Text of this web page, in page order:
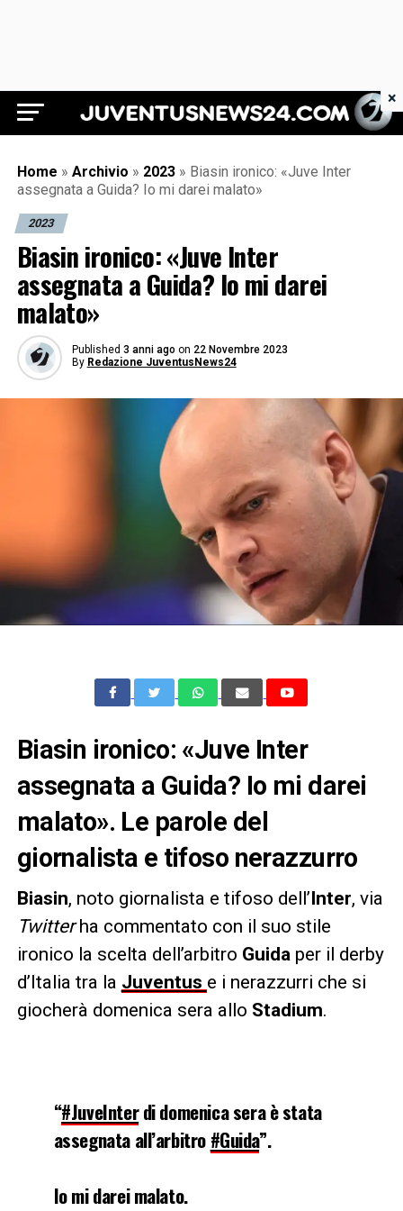
Juventus News 24
Home » Archivio » 2023 » Biasin ironico: «Juve Inter
assegnata a Guida? Io mi darei malato»
2023
Biasin ironico: «Juve Inter
assegnata a Guida? Io mi darei
malato»
Published 3 anni ago on 22 Novembre 2023
By Redazione JuventusNews24
Biasin ironico: «Juve Inter
assegnata a Guida? Io mi darei
malato». Le parole del
giornalista e tifoso nerazzurro
Biasin, noto giornalista e tifoso dell’Inter, via
Twitterha commentato con il suo stile
ironico la scelta dell’arbitro Guida per il derby
d’Italia tra la Juventus e i nerazzurri che si
giocherà domenica sera allo Stadium.
“#JuveInterdi domenica sera è stata
assegnata all’arbitro#Guida”.
Io mi darei malato.
×